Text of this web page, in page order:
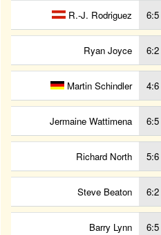
R.-J. Rodriguez 6:5
Ryan Joyce 6:2
Martin Schindler 4:6
Jermaine Wattimena 6:5
Richard North 5:6
Steve Beaton 6:2
Barry Lynn 6:5